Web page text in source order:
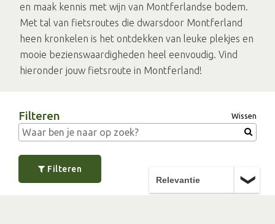
en maak kennis met wijn van Montferlandse bodem.
Met tal van fietsroutes die dwarsdoor Montferland
heen kronkelen is het ontdekken van leuke plekjes en
mooie bezienswaardigheden heel eenvoudig. Vind
hieronder jouw fietsroute in Montferland!
Filteren Wissen
Filteren